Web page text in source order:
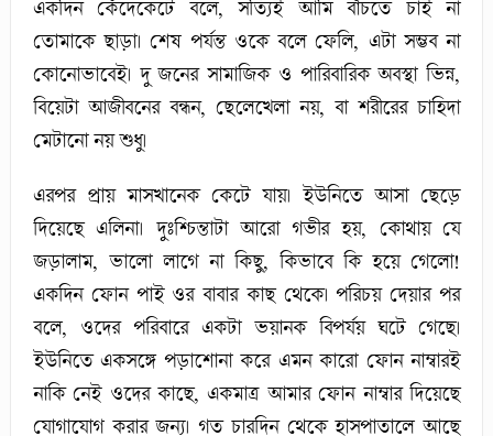
একদিন কেঁদেকেটে বলে, সত্যিই আমি বাঁচতে চাই না
তোমাকে ছাড়া। শেষ পর্যন্ত ওকে বলে ফেলি, এটা সম্ভব না
কোনোভাবেই। দু জনের সামাজিক ও পারিবারিক অবস্থা ভিন্ন,
বিয়েটা আজীবনের বন্ধন, ছেলেখেলা নয়, বা শরীরের চাহিদা
মেটানো নয় শুধু।
এরপর প্রায় মাসখানেক কেটে যায়। ইউনিতে আসা ছেড়ে
দিয়েছে এলিনা। দুঃশ্চিন্তাটা আরো গভীর হয়, কোথায় যে
জড়ালাম, ভালো লাগে না কিছু, কিভাবে কি হয়ে গেলো!
একদিন ফোন পাই ওর বাবার কাছ থেকে। পরিচয় দেয়ার পর
বলে, ওদের পরিবারে একটা ভয়ানক বিপর্যয় ঘটে গেছে।
ইউনিতে একসঙ্গে পড়াশোনা করে এমন কারো ফোন নাম্বারই
নাকি নেই ওদের কাছে, একমাত্র আমার ফোন নাম্বার দিয়েছে
যোগাযোগ করার জন্য। গত চারদিন থেকে হাসপাতালে আছে